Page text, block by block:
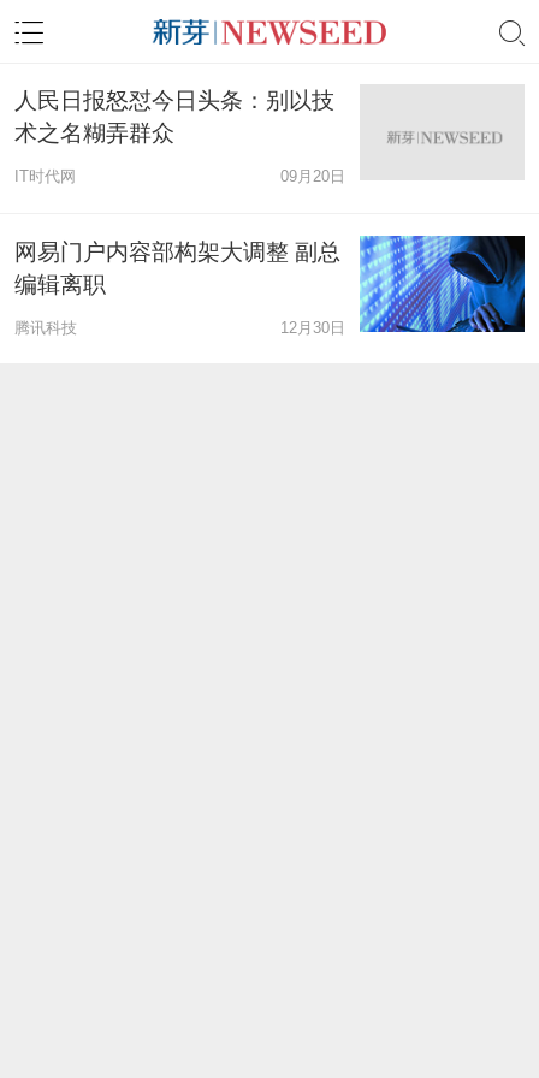
人民日报怒怼今日头条：别以技
术之名糊弄群众
IT时代网 09月20日
网易门户内容部构架大调整 副总
编辑离职
腾讯科技 12月30日